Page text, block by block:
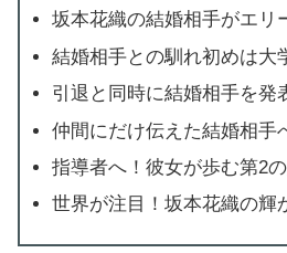
坂本花織の結婚相手がエリ
結婚相手との馴れ初めは大
引退と同時に結婚相手を発
仲間にだけ伝えた結婚相手
指導者へ！彼女が歩む第2
世界が注目！坂本花織の輝